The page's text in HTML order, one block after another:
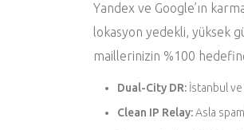
Yandex ve Google’ın
lokasyon yedekli, yüksek
maillerinizin %100
Dual-City DR: İstanbul ve
Clean IP Relay:Asla